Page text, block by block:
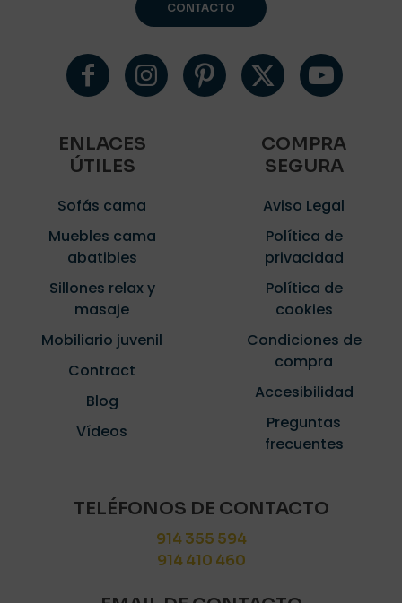
CONTACTO
ENLACES
ÚTILES
Sofás cama
Muebles cama
abatibles
Sillones relax y
masaje
Mobiliario juvenil
Contract
Blog
Vídeos
COMPRA
SEGURA
Aviso Legal
Política de
privacidad
Política de
cookies
Condiciones de
compra
Accesibilidad
Preguntas
frecuentes
TELÉFONOS DE CONTACTO
914 355 594
914 410 460